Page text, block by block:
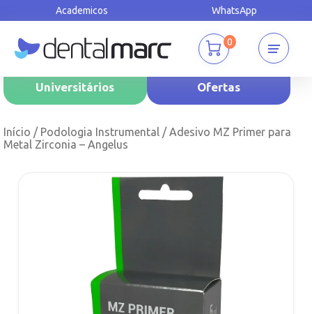
Academicos WhatsApp
0
Universitários Ofertas
Início / Podologia Instrumental / Adesivo MZ Primer para
Metal Zirconia – Angelus